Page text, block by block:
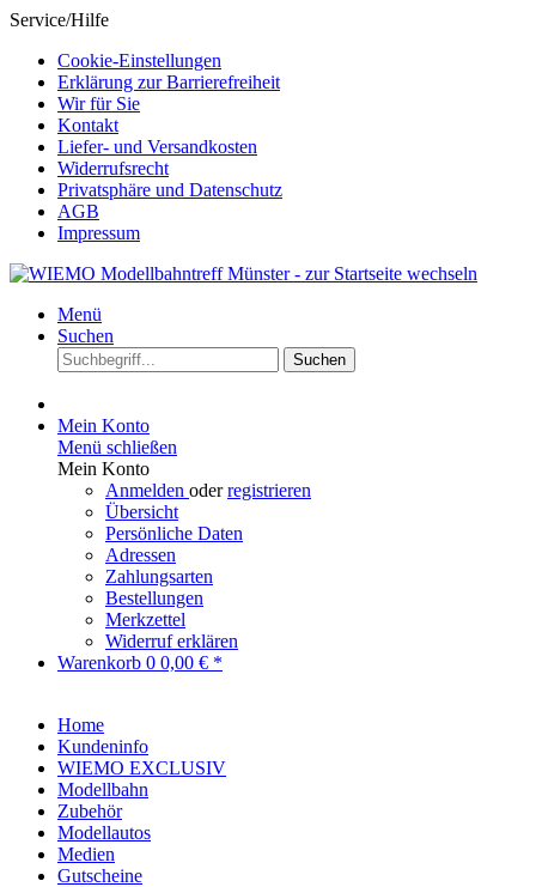
Service/Hilfe
Cookie-Einstellungen
Erklärung zur Barrierefreiheit
Wir für Sie
Kontakt
Liefer- und Versandkosten
Widerrufsrecht
Privatsphäre und Datenschutz
AGB
Impressum
Menü
Suchen
Suchen
Mein Konto
Menü schließen
Mein Konto
Anmelden oderregistrieren
Übersicht
Persönliche Daten
Adressen
Zahlungsarten
Bestellungen
Merkzettel
Widerruf erklären
Warenkorb 0 0,00 € *
Home
Kundeninfo
WIEMO EXCLUSIV
Modellbahn
Zubehör
Modellautos
Medien
Gutscheine